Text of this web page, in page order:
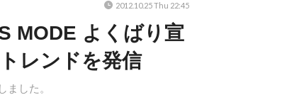
MODE よくばり宣
レンドを発信
した。
2012.10.25 Thu 22:45